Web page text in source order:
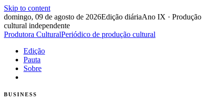
Skip to content
domingo, 09 de agosto de 2026Edição diáriaAno IX · Produção
cultural independente
Produtora CulturalPeriódico de produção cultural
Edição
Pauta
Sobre
BUSINESS